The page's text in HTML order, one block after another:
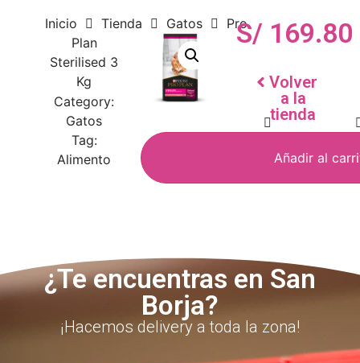
Inicio Tienda Gatos
Pro
Plan
Sterilised 3
Kg
Category:
Gatos
Tag:
Alimento
Añadir al
S/ 169.80
Volver
a la
tienda
¿Te encuentras en San
Borja?
¡Hacemos delivery a toda la zona!